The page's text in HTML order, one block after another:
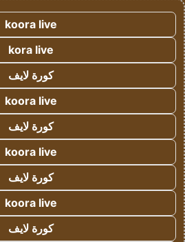
koora live
kora live
كورة لايف
koora live
كورة لايف
koora live
كورة لايف
koora live
كورة لايف